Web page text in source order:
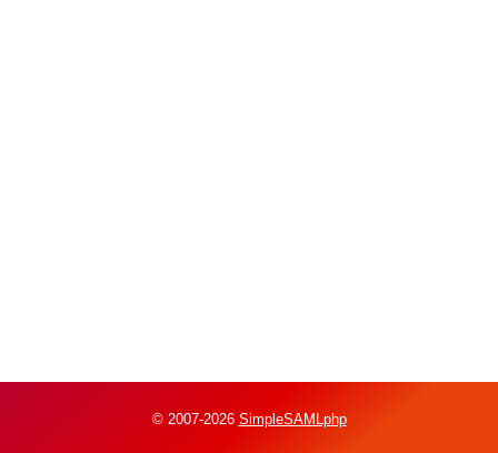
© 2007-2026 SimpleSAMLphp